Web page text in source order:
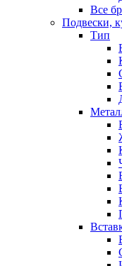
Все
Подвески,
Тип